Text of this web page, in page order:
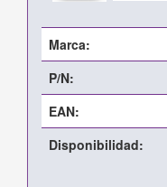
Marca:
P/N:
EAN:
Disponibilidad: